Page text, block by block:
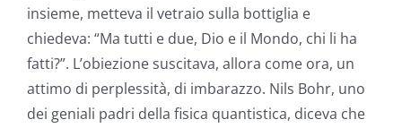
insieme, metteva il vetraio sulla bottiglia e
chiedeva: “Ma tutti e due, Dio e il Mondo, chi li ha
fatti?”. L’obiezione suscitava, allora come ora, un
attimo di perplessità, di imbarazzo. Nils Bohr, uno
dei geniali padri della fisica quantistica, diceva che